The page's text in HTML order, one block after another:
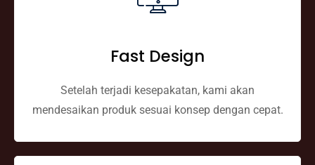
Fast Design
Setelah terjadi kesepakatan, kami akan
mendesaikan produk sesuai konsep dengan cepat.